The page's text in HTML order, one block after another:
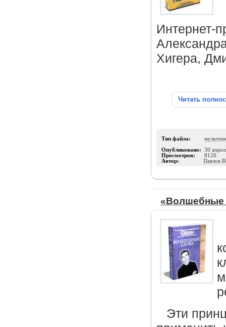
Интернет-
Хигера,
Читать
Тип файла:
Опубликовано: 30
Просмотров: 8126
Автор: Павлов
«Волшебные
Эти